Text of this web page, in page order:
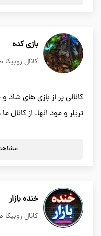
بازی کده
کانال
کانالی پر از بازی های شاد
تریلر و مود انها. از کانال
خنده بازار
کانال